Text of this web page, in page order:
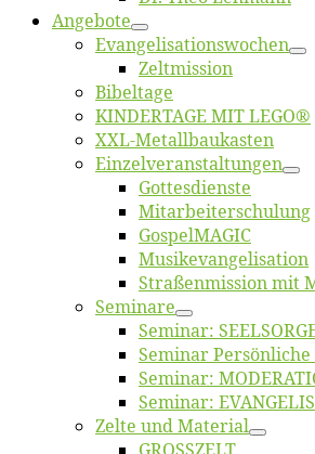
An­ge­bo­te
Evangelisa­tions­wo­chen
Zelt­mis­si­on
Bi­bel­ta­ge
KINDERTAGE MIT LEGO®
XXL-Me­­tal­l­­bau­­kas­­ten
Einzelver­an­stal­tungen
Got­tes­diens­te
Mitarbeiter­schulung
Gos­pel­MA­GIC
Musikevan­ge­li­sa­tion
Straßenmis­sion mit
Se­mi­na­re
Se­mi­nar:
Se­mi­nar
Se­mi­nar:
Se­mi­nar:
Zel­te und Material